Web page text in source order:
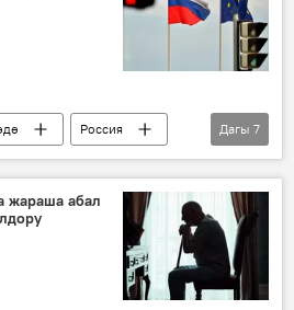
Россия
мамиле
Экономика
Дагы 7
жараша абал